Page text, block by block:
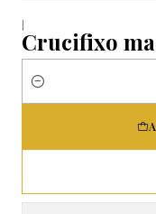
|
Crucifixo
Quantidade